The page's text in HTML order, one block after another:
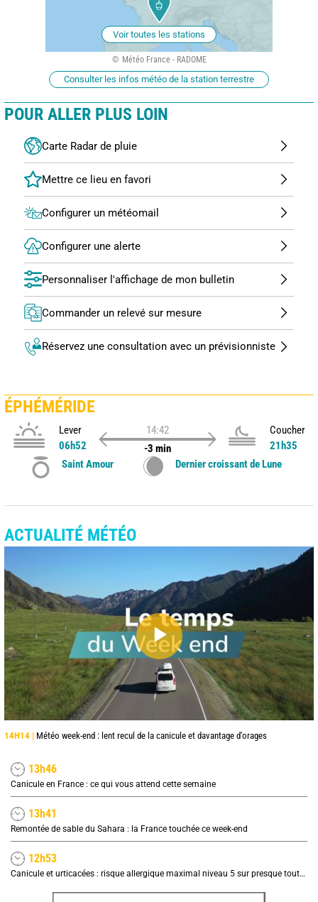
Voir toutes les stations
Météo France - RADOME
Consulter les infos météo de la station terrestre
POUR ALLER PLUS LOIN
Carte Radar de pluie
Configurer un météomail
Configurer une alerte
Personnaliser l'affichage de mon bulletin
Commander un relevé sur mesure
Réservez une consultation avec un prévisionniste
ÉPHÉMÉRIDE
Lever
06h52
14:42
-3 min
Coucher
21h35
Saint Amour
Dernier croissant de Lune
ACTUALITÉ MÉTÉO
14H14 | Météo week-end : lent recul de la canicule et davantage d'orages
13h46
Canicule en France : ce qui vous attend cette semaine
13h41
Remontée de sable du Sahara : la France touchée ce week-end
12h53
Canicule et urticacées : risque allergique maximal niveau 5 sur presque toute la France lundi